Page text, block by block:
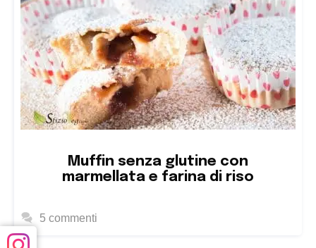
Muffin senza glutine con
marmellata e farina di riso
5 commenti